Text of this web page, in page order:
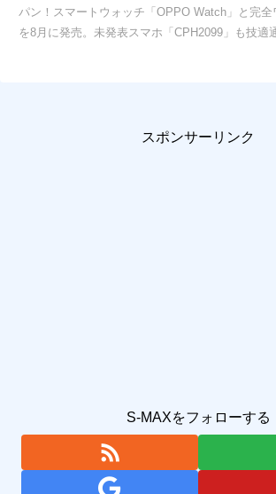
パン！スマートウォッチ「OPPO Watch」と完全
を8月に発売。未発表スマホ「CPH2099」も技適
スポンサーリンク
S-MAXをフォローする